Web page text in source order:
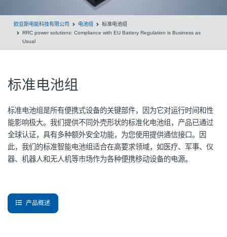
欧亚斯电能科技有限公司 电池组
标准电池组
RRC power solutions: Compliance with EU Battery Regulation is Business as
Usual
标准电池组
标准电池组是所有便携式设备的关键部件，因为它对运行时间和性
能影响极大。我们提供不同外壳形状的标准化电池组，产品已通过
全球认证，具有多种额外安全功能，为您使用提供通信接口。因
此，我们的标准智能电池组适合在高要求领域，如医疗、军事、仪
器、机器人和无人机等市场作为各种便携移动设备的电源。
产品概述